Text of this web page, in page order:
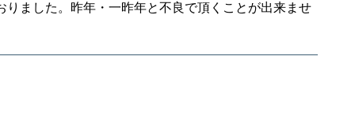
ました。昨年・一昨年と不良で頂くことが出来ませ